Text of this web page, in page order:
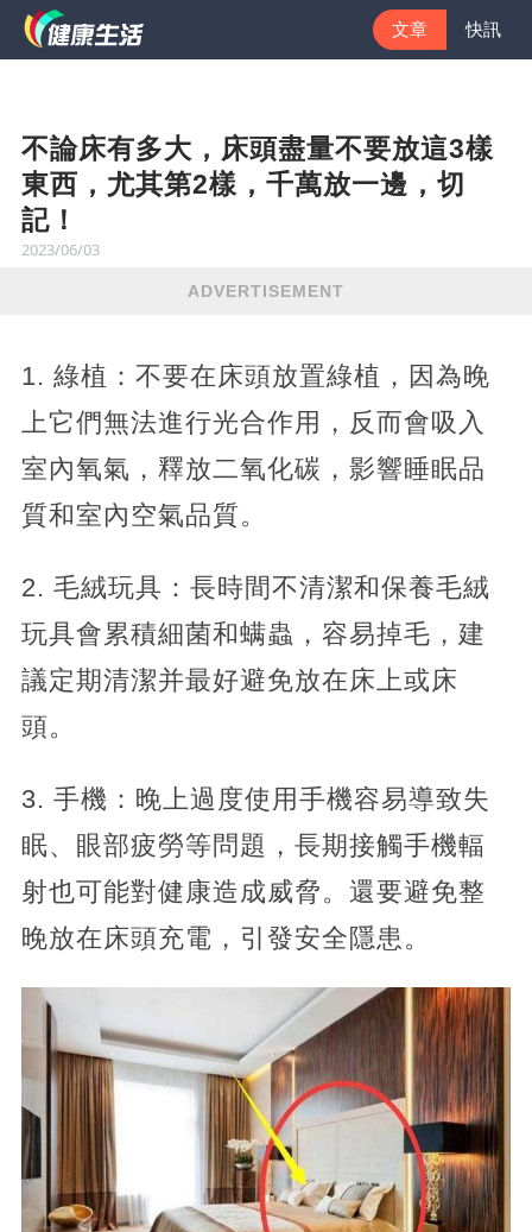
文章 快訊
不論床有多大，床頭盡量不要放這3樣
東西，尤其第2樣，千萬放一邊，切
記！
2023/06/03
ADVERTISEMENT
1. 綠植：不要在床頭放置綠植，因為晚
上它們無法進行光合作用，反而會吸入
室內氧氣，釋放二氧化碳，影響睡眠品
質和室內空氣品質。
2. 毛絨玩具：長時間不清潔和保養毛絨
玩具會累積細菌和螨蟲，容易掉毛，建
議定期清潔并最好避免放在床上或床
頭。
3. 手機：晚上過度使用手機容易導致失
眠、眼部疲勞等問題，長期接觸手機輻
射也可能對健康造成威脅。還要避免整
晚放在床頭充電，引發安全隱患。